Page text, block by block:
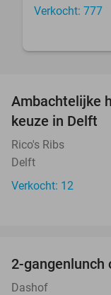
Verkocht: 777
Ambachtelijke
keuze in Delft
Rico's Ribs
Delft
Verkocht: 12
2-gangenlunch
Dashof